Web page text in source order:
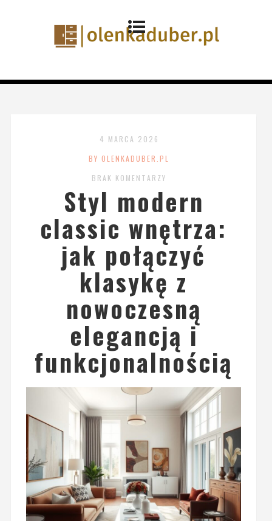
4 MARCA 2026
BY OLENKADUBER.PL
BRAK KOMENTARZY
Styl modern
classic wnętrza:
jak połączyć
klasykę z
nowoczesną
elegancją i
funkcjonalnością